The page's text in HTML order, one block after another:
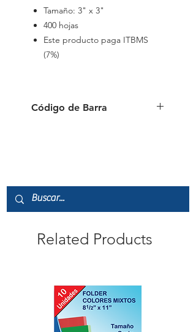
Tamaño: 3" x 3"
400 hojas
Este producto paga ITBMS
(7%)
Código de Barra
Related Products